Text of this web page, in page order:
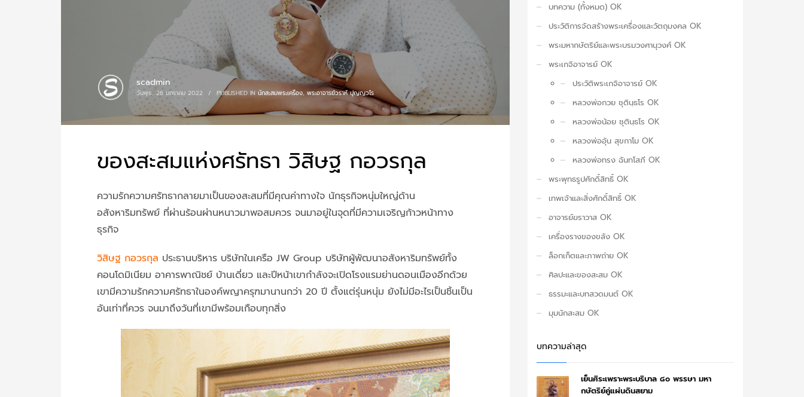
scadmin
วันพุธ, 26 มกราคม 2022 / PUBLISHED IN นักสะสมพระเครื่อง, พระอาจารย์วราห์ ปุญญวโร
ของสะสมแห่งศรัทธา วิสิษฐ กอวรกุล
ความรักความศรัทธากลายมาเป็นของสะสมที่มีคุณค่าทางใจ นักธุรกิจหนุ่มใหญ่ด้าน
อสังหาริมทรัพย์ ที่ผ่านร้อนผ่านหนาวมาพอสมควร จนมาอยู่ในจุดที่มีความเจริญก้าวหน้าทาง
ธุรกิจ
วิสิษฐ กอวรกุล ประธานบริหาร บริษัทในเครือ JW Group บริษัทผู้พัฒนาอสังหาริมทรัพย์ทั้ง
คอนโดมิเนียม อาคารพาณิชย์ บ้านเดี่ยว และปีหน้าเขากำลังจะเปิดโรงแรมย่านดอนเมืองอีกด้วย
เขามีความรักความศรัทธาในองค์พญาครุฑมานานกว่า 20 ปี ตั้งแต่รุ่นหนุ่ม ยังไม่มีอะไรเป็นชิ้นเป็น
อันเท่าที่ควร จนมาถึงวันที่เขามีพร้อมเกือบทุกสิ่ง
บทความ (ทั้งหมด) OK
ประวัติการจัดสร้างพระเครื่องและวัตถุมงคล OK
พระมหากษัตริย์และพระบรมวงศานุวงศ์ OK
พระเกจิอาจารย์ OK
ประวัติพระเกจิอาจารย์ OK
หลวงพ่อกวย ชุตินฺธโร OK
หลวงพ่อน้อย ชุตินฺธโร OK
หลวงพ่ออุ้น สุขกาโม OK
หลวงพ่อทรง ฉันทโสภี OK
พระพุทธรูปศักดิ์สิทธิ์ OK
เทพเจ้าและสิ่งศักดิ์สิทธิ์ OK
อาจารย์ฆราวาส OK
เครื่องรางของขลัง OK
ล็อกเก็ตและภาพถ่าย OK
ศิลปะและของสะสม OK
ธรรมะและบทสวดมนต์ OK
มุมนักสะสม OK
บทความล่าสุด
เย็นศิระเพราะพระบริบาล ๘๐ พรรษา มหา
กษัตริย์คู่แผ่นดินสยาม